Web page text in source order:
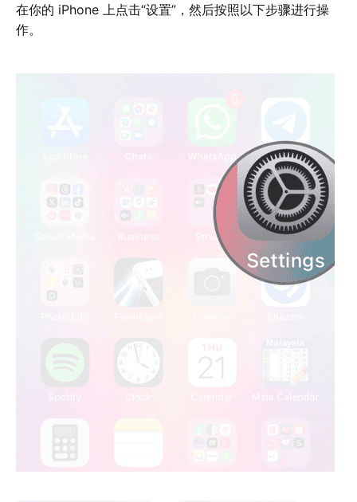
在你的 iPhone 上点击“设置”，然后按照以下步骤进行操
作。